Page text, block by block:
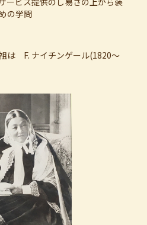
の学問
は F. ナイチンゲール(1820〜